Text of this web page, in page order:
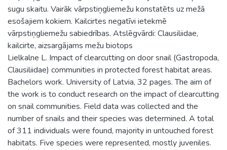
sugu skaitu. Vairāk vārpstiņgliemežu konstatēts uz mežā
esošajiem kokiem. Kailcirtes negatīvi ietekmē
vārpstiņgliemežu sabiedrības. Atslēgvārdi: Clausiliidae,
kailcirte, aizsargājams mežu biotops
Lielkalne L. Impact of clearcutting on door snail (Gastropoda,
Clausiliidae) communities in protected forest habitat areas.
Bachelors work. University of Latvia, 32 pages. The aim of
the work is to conduct research on the impact of clearcutting
on snail communities. Field data was collected and the
number of snails and their species was determined. A total
of 311 individuals were found, majority in untouched forest
habitats. Five species were represented, mostly juveniles.